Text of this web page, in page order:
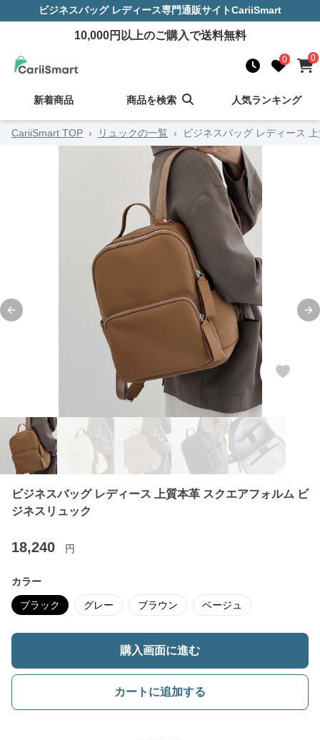
ビジネスバッグ レディース専門通販サイトCariiSmart
10,000円以上のご購入で送料無料
0 0
新着商品 商品を検索 人気ランキング
CariiSmart TOP › リュックの一覧 › ビジネスバッグ レディース
Previous slide
ビジネスバッグ レディース 上質本革 スクエアフォルム ビ
ジネスリュック
18,240 円
カラー
ブラック グレー ブラウン ベージュ
購入画面に進む
カートに追加する